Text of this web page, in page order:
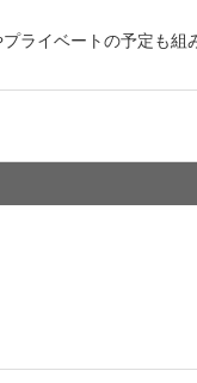
ライベートの予定も組